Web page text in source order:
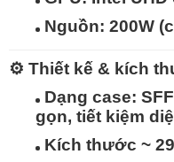
Nguồn: 200W
⚙️ Thiết kế & kích
Dạng case:
gọn, tiết kiệm
Kích thước ~